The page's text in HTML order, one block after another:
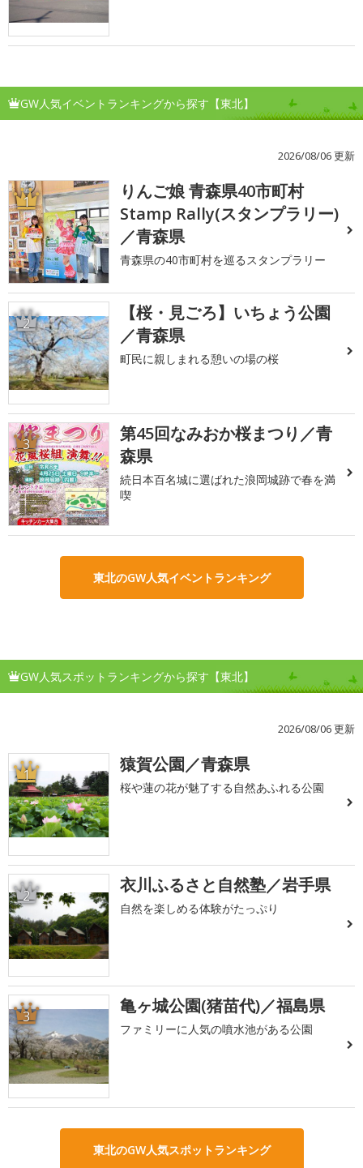
GW人気イベントランキングから探す【東北】
2026/08/06 更新
1
りんご娘 青森県40市町村
Stamp Rally(スタンプラリー)
／青森県
青森県の40市町村を巡るスタンプラリー
2
【桜・見ごろ】いちょう公園
／青森県
町民に親しまれる憩いの場の桜
3
第45回なみおか桜まつり／青
森県
続日本百名城に選ばれた浪岡城跡で春を満
喫
東北のGW人気イベントランキング
GW人気スポットランキングから探す【東北】
2026/08/06 更新
1 猿賀公園／青森県
桜や蓮の花が魅了する自然あふれる公園
2 衣川ふるさと自然塾／岩手県
自然を楽しめる体験がたっぷり
3 亀ヶ城公園(猪苗代)／福島県
ファミリーに人気の噴水池がある公園
東北のGW人気スポットランキング